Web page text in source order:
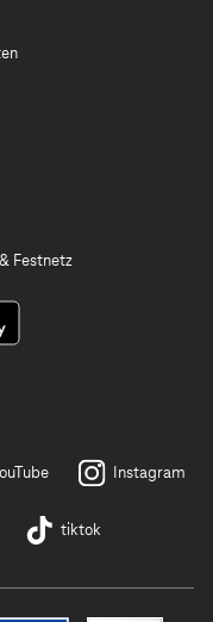
Festnetz
Instagram
tiktok